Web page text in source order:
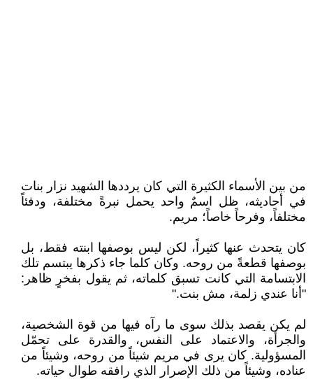
من بين الأسماء الكثيرة التي كان يرددها الشهيد نزار بنات
في أحاديثه، ظل اسمٌ واحد يحمل نبرةً مختلفة، ودفئاً
مختلفاً، وفرحاً خاصاً؛ مريم.
كان يتحدث عنها كثيراً، لكن ليس بوصفها ابنته فقط، بل
بوصفها قطعةً من روحه. وكان كلما جاء ذكرها يبتسم تلك
الابتسامة التي كانت تسبق كلماته، ثم يقول بفخرٍ ظاهر:
"أنا عندي زلمة، مش بنت."
لم يكن يقصد بذلك سوى ما رآه فيها من قوة الشخصية،
والجرأة، والاعتماد على النفس، والقدرة على تحمّل
المسؤولية. كان يرى في مريم شيئاً من روحه، وشيئاً من
عناده، وشيئاً من ذلك الإصرار الذي رافقه طوال حياته.